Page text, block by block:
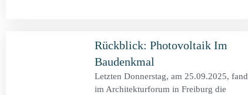
Rückblick: Photovoltaik Im
Baudenkmal
Letzten Donnerstag, am 25.09.2025, fand
im Architekturforum in Freiburg die